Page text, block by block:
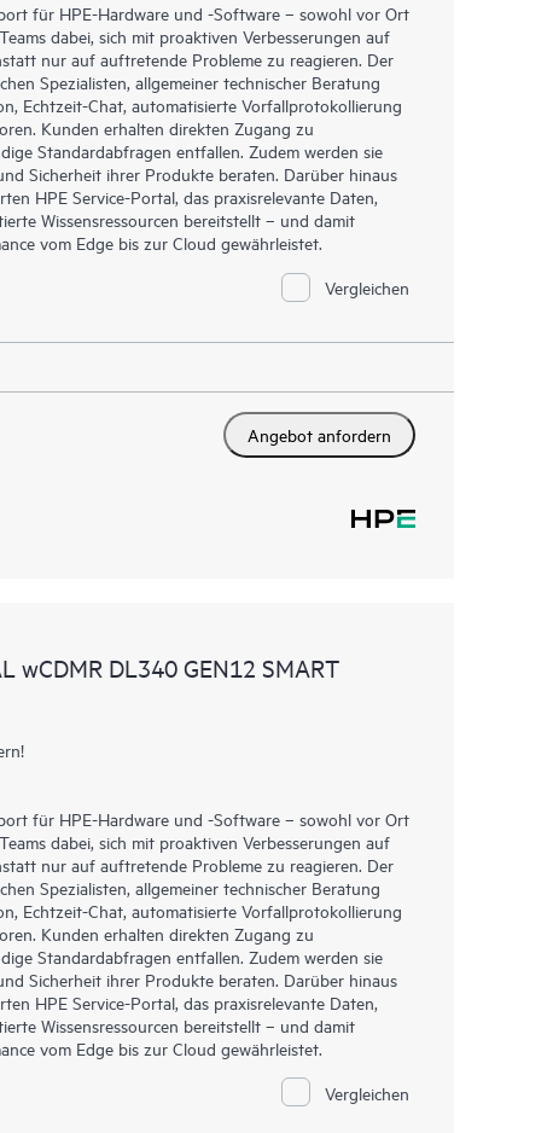
für HPE-Hardware und -Software – sowohl vor Ort
dabei, sich mit proaktiven Verbesserungen auf
nur auf auftretende Probleme zu reagieren. Der
Spezialisten, allgemeiner technischer Beratung
Echtzeit-Chat, automatisierte Vorfallprotokollierung
Kunden erhalten direkten Zugang zu
Standardabfragen entfallen. Zudem werden sie
Sicherheit ihrer Produkte beraten. Darüber hinaus
HPE Service-Portal, das praxisrelevante Daten,
Wissensressourcen bereitstellt – und damit
vom Edge bis zur Cloud gewährleistet.
Vergleichen
Angebot anfordern
wCDMR DL340 GEN12 SMART
für HPE-Hardware und -Software – sowohl vor Ort
dabei, sich mit proaktiven Verbesserungen auf
nur auf auftretende Probleme zu reagieren. Der
Spezialisten, allgemeiner technischer Beratung
Echtzeit-Chat, automatisierte Vorfallprotokollierung
Kunden erhalten direkten Zugang zu
Standardabfragen entfallen. Zudem werden sie
Sicherheit ihrer Produkte beraten. Darüber hinaus
HPE Service-Portal, das praxisrelevante Daten,
Wissensressourcen bereitstellt – und damit
vom Edge bis zur Cloud gewährleistet.
Vergleichen